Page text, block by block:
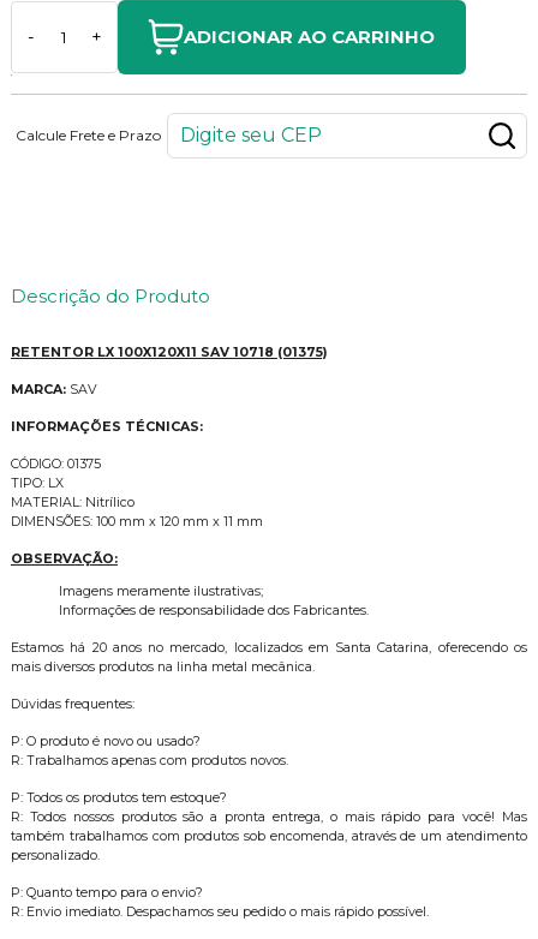
- + ADICIONAR AO CARRINHO
Calcule Frete e Prazo
Descrição do Produto
RETENTOR LX 100X120X11 SAV 10718 (01375)
MARCA:SAV
INFORMAÇÕES TÉCNICAS:
CÓDIGO: 01375
TIPO: LX
MATERIAL: Nitrílico
DIMENSÕES: 100 mm x 120 mm x 11 mm
OBSERVAÇÃO:
Imagens meramente ilustrativas;
Informações de responsabilidade dos Fabricantes.
Estamos há 20 anos no mercado, localizados em Santa Catarina, oferecendo os
mais diversos produtos na linha metal mecânica.
Dúvidas frequentes:
P: O produto é novo ou usado?
R: Trabalhamos apenas com produtos novos.
P: Todos os produtos tem estoque?
R: Todos nossos produtos são a pronta entrega, o mais rápido para você! Mas
também trabalhamos com produtos sob encomenda, através de um atendimento
personalizado.
P: Quanto tempo para o envio?
R: Envio imediato. Despachamos seu pedido o mais rápido possível.